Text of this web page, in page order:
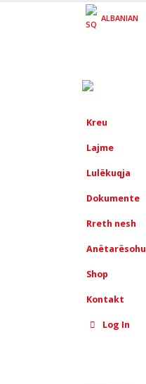
ALBANIAN
Kreu
Lajme
Lulëkuqja
Dokumente
Rreth nesh
Anëtarësohu
Shop
Kontakt
Log In